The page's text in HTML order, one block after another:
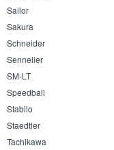
Sailor
Sakura
Schneider
Sennelier
SM-LT
Speedball
Stabilo
Staedtler
Tachikawa